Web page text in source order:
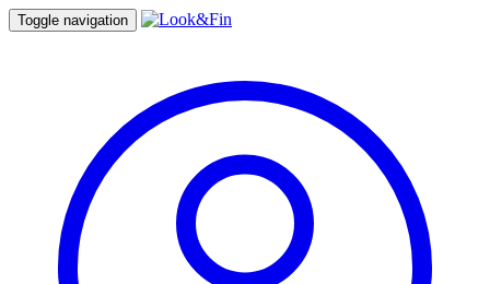
Toggle navigation